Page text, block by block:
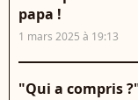
papa !
1 mars 2025 à 19:13
"Qui a compris